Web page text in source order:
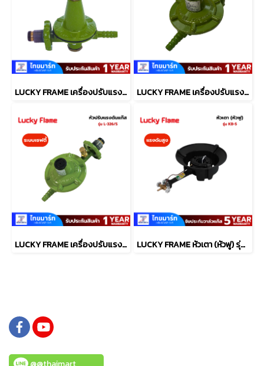
LUCKY FRAME เครื่องปรับแรงดันแก๊ส แรงดันสูง รุ่น L-323 LUCKY FRAME เครื่องปรับแรงดันแก๊ส แรงดันต่ำ รุ่น L-326
LUCKY FRAME เครื่องปรับแรงดันแก๊ส รุ่น L-326/S มีระบบเซฟตี้ LUCKY FRAME หัวเตา (หัวฟู) รุ่น KB-5